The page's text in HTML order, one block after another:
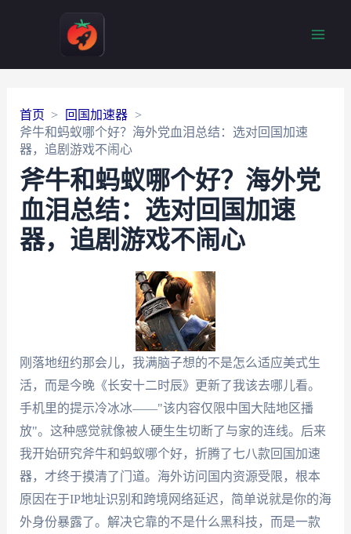
首页
回国加速器
斧牛和蚂蚁哪个好？海外党血泪总结：选对回国加速
器，追剧游戏不闹心
斧牛和蚂蚁哪个好？海外党
血泪总结：选对回国加速
器，追剧游戏不闹心
刚落地纽约那会儿，我满脑子想的不是怎么适应美式生
活，而是今晚《长安十二时辰》更新了我该去哪儿看。
手机里的提示冷冰冰——"该内容仅限中国大陆地区播
放"。这种感觉就像被人硬生生切断了与家的连线。后来
我开始研究斧牛和蚂蚁哪个好，折腾了七八款回国加速
器，才终于摸清了门道。海外访问国内资源受限，根本
原因在于IP地址识别和跨境网络延迟，简单说就是你的海
外身份暴露了。解决它靠的不是什么黑科技，而是一款